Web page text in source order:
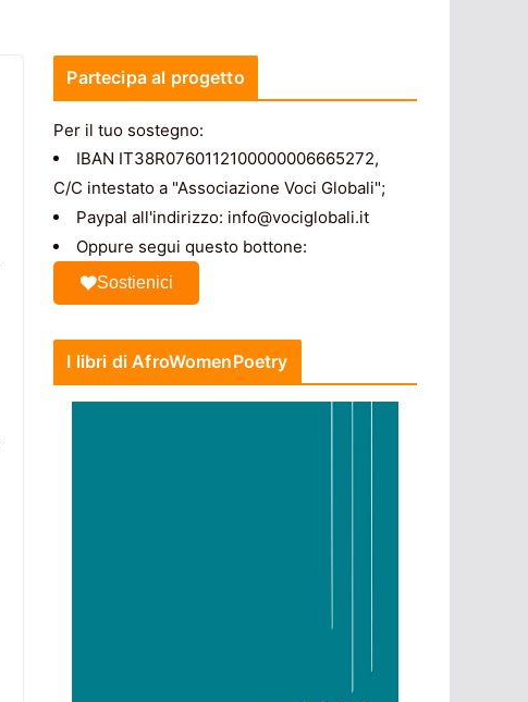
Partecipa al progetto
Per il tuo sostegno:
IBAN IT38R0760112100000006665272,
C/C intestato a "Associazione Voci Globali";
Paypal all'indirizzo: info@vociglobali.it
Oppure segui questo bottone:
Sostienici
I libri di AfroWomenPoetry